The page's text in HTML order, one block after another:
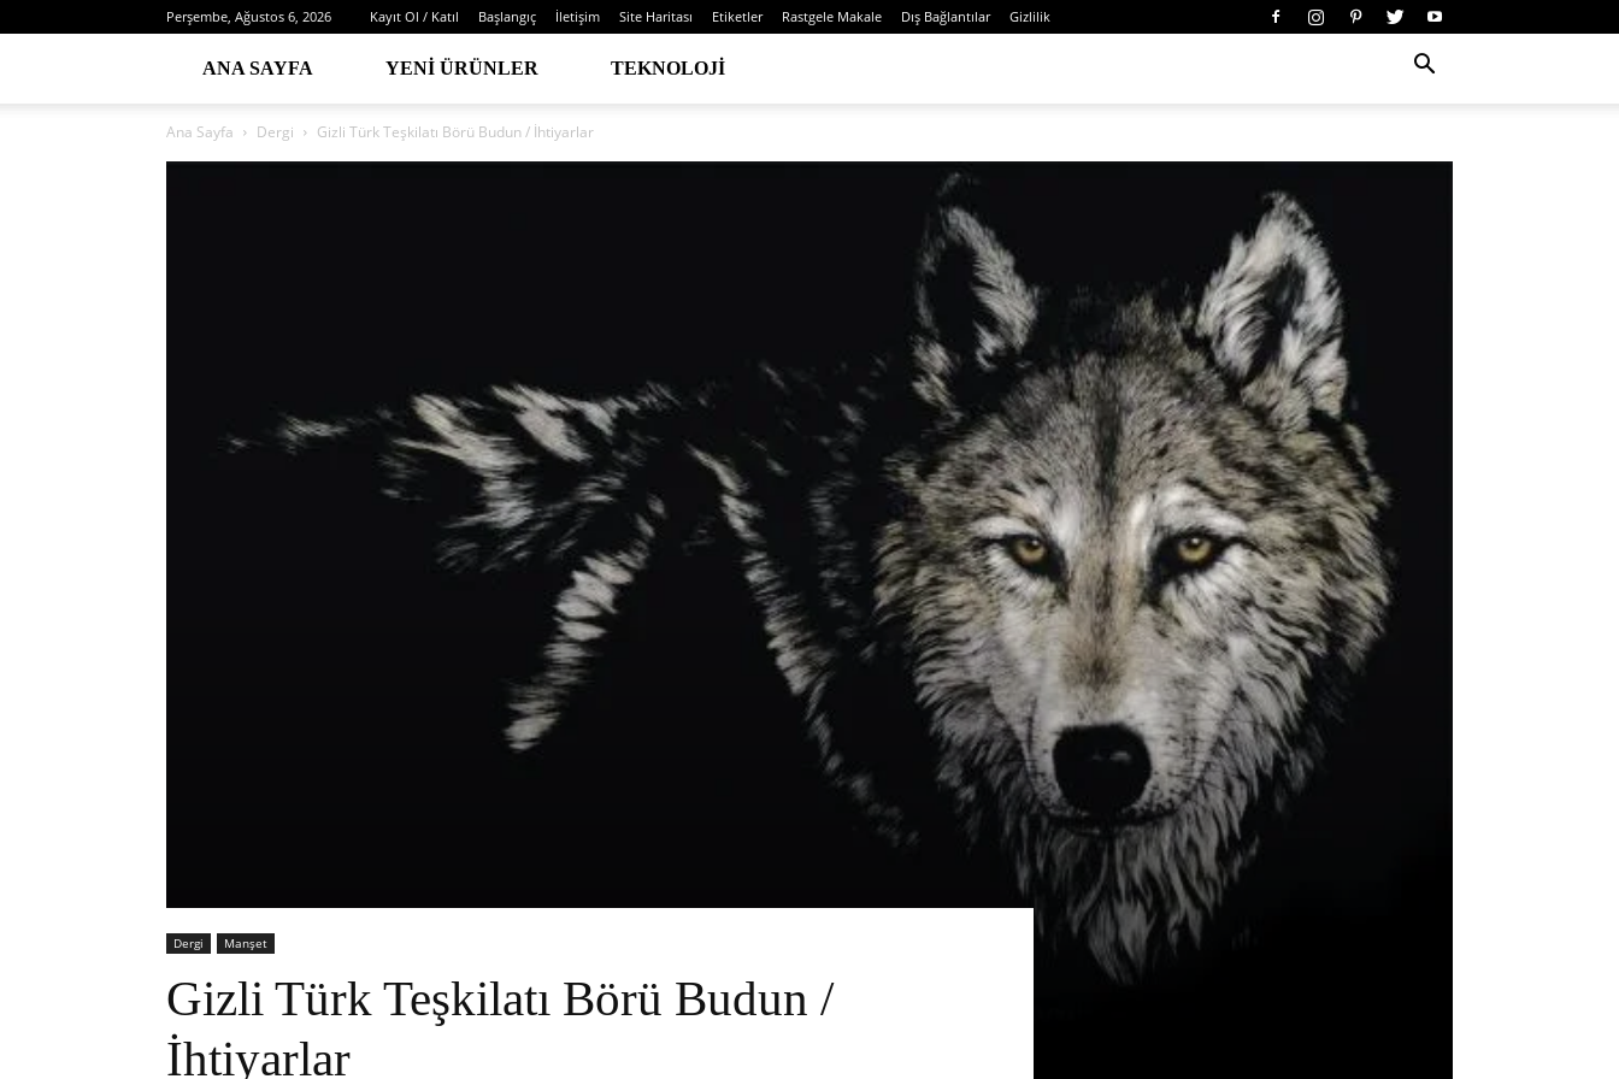
Perşembe, Ağustos 6, 2026 Kayıt Ol / Katıl Başlangıç İletişim Site Haritası Etiketler Rastgele Makale Dış Bağlantılar Gizlilik
ANA SAYFA YENI ÜRÜNLER TEKNOLOJI
Ana Sayfa Dergi Gizli Türk Teşkilatı Börü Budun / İhtiyarlar
Dergi Manşet
Gizli Türk Teşkilatı Börü Budun /
İhtiyarlar